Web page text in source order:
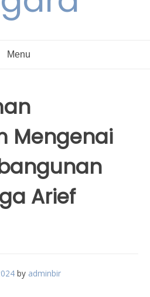
Menu
Mengenai
Arief
by adminbir